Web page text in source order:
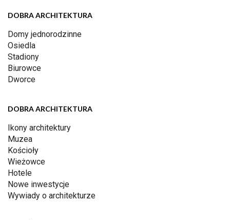
DOBRA ARCHITEKTURA
Domy jednorodzinne
Osiedla
Stadiony
Biurowce
Dworce
DOBRA ARCHITEKTURA
Ikony architektury
Muzea
Kościoły
Wieżowce
Hotele
Nowe inwestycje
Wywiady o architekturze